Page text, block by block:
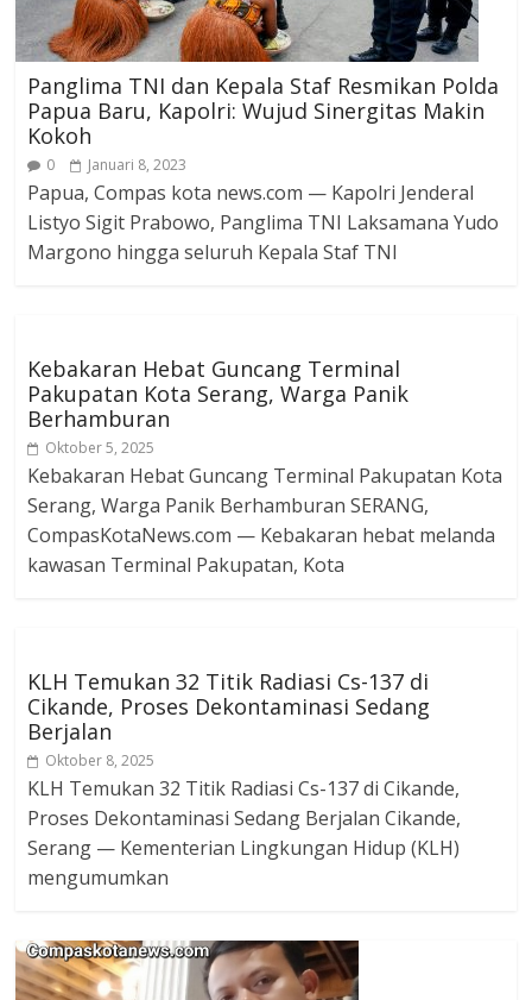
Panglima TNI dan Kepala Staf Resmikan Polda
Papua Baru, Kapolri: Wujud Sinergitas Makin
Kokoh
0 Januari 8, 2023
Papua, Compas kota news.com — Kapolri Jenderal
Listyo Sigit Prabowo, Panglima TNI Laksamana Yudo
Margono hingga seluruh Kepala Staf TNI
Kebakaran Hebat Guncang Terminal
Pakupatan Kota Serang, Warga Panik
Berhamburan
Oktober 5, 2025
Kebakaran Hebat Guncang Terminal Pakupatan Kota
Serang, Warga Panik Berhamburan SERANG,
CompasKotaNews.com — Kebakaran hebat melanda
kawasan Terminal Pakupatan, Kota
KLH Temukan 32 Titik Radiasi Cs-137 di
Cikande, Proses Dekontaminasi Sedang
Berjalan
Oktober 8, 2025
KLH Temukan 32 Titik Radiasi Cs-137 di Cikande,
Proses Dekontaminasi Sedang Berjalan Cikande,
Serang — Kementerian Lingkungan Hidup (KLH)
mengumumkan